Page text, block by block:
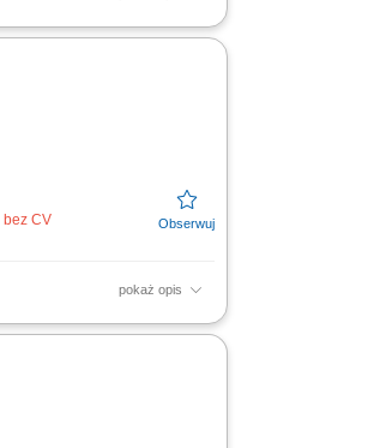
nowych
CV
pokaż opis